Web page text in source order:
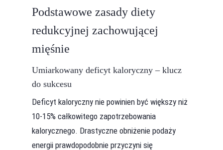
Podstawowe zasady diety
redukcyjnej zachowującej
mięśnie
Umiarkowany deficyt kaloryczny – klucz
do sukcesu
Deficyt kaloryczny nie powinien być większy niż
10-15% całkowitego zapotrzebowania
kalorycznego. Drastyczne obniżenie podaży
energii prawdopodobnie przyczyni się